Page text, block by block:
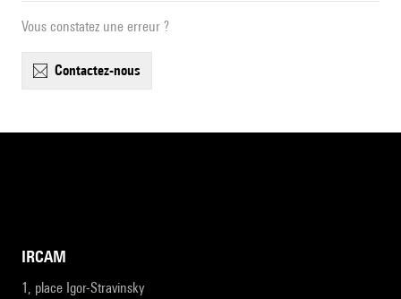
Vous constatez une erreur ?
contactez-nous
IRCAM
1, place Igor-Stravinsky